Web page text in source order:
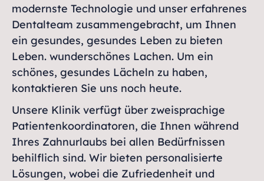
modernste Technologie und unser erfahrenes
Dentalteam zusammengebracht, um Ihnen
ein gesundes, gesundes Leben zu bieten
Leben. wunderschönes Lachen. Um ein
schönes, gesundes Lächeln zu haben,
kontaktieren Sie uns noch heute.
Unsere Klinik verfügt über zweisprachige
Patientenkoordinatoren, die Ihnen während
Ihres Zahnurlaubs bei allen Bedürfnissen
behilflich sind. Wir bieten personalisierte
Lösungen, wobei die Zufriedenheit und